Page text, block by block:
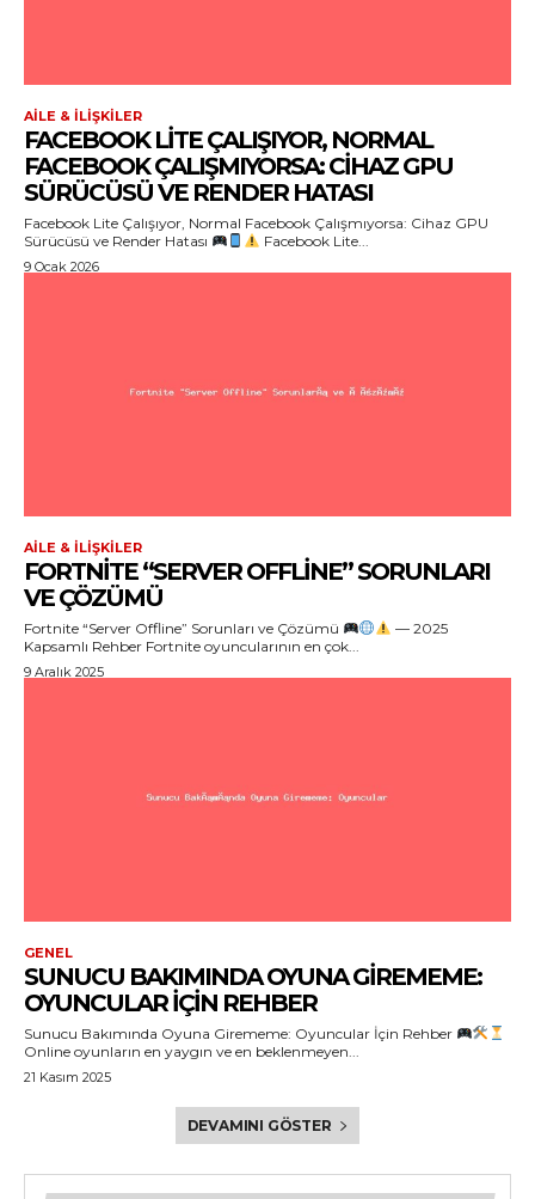
AILE & İLIŞKILER
FACEBOOK LITE ÇALIŞIYOR, NORMAL
FACEBOOK ÇALIŞMIYORSA: CIHAZ GPU
SÜRÜCÜSÜ VE RENDER HATASI
Facebook Lite Çalışıyor, Normal Facebook Çalışmıyorsa: Cihaz GPU
Sürücüsü ve Render Hatası
Facebook Lite...
9 Ocak 2026
AILE & İLIŞKILER
FORTNITE “SERVER OFFLINE” SORUNLARI
VE ÇÖZÜMÜ
Fortnite “Server Offline” Sorunları ve Çözümü
— 2025
Kapsamlı Rehber Fortnite oyuncularının en çok...
9 Aralık 2025
GENEL
SUNUCU BAKIMINDA OYUNA GIREMEME:
OYUNCULAR İÇIN REHBER
Sunucu Bakımında Oyuna Girememe: Oyuncular İçin Rehber
Online oyunların en yaygın ve en beklenmeyen...
21 Kasım 2025
DEVAMINI GÖSTER